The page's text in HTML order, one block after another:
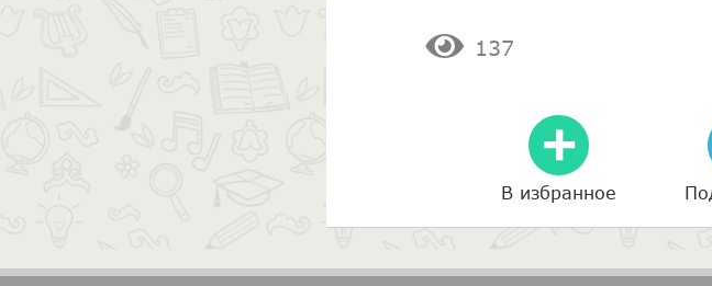
137
В избранное